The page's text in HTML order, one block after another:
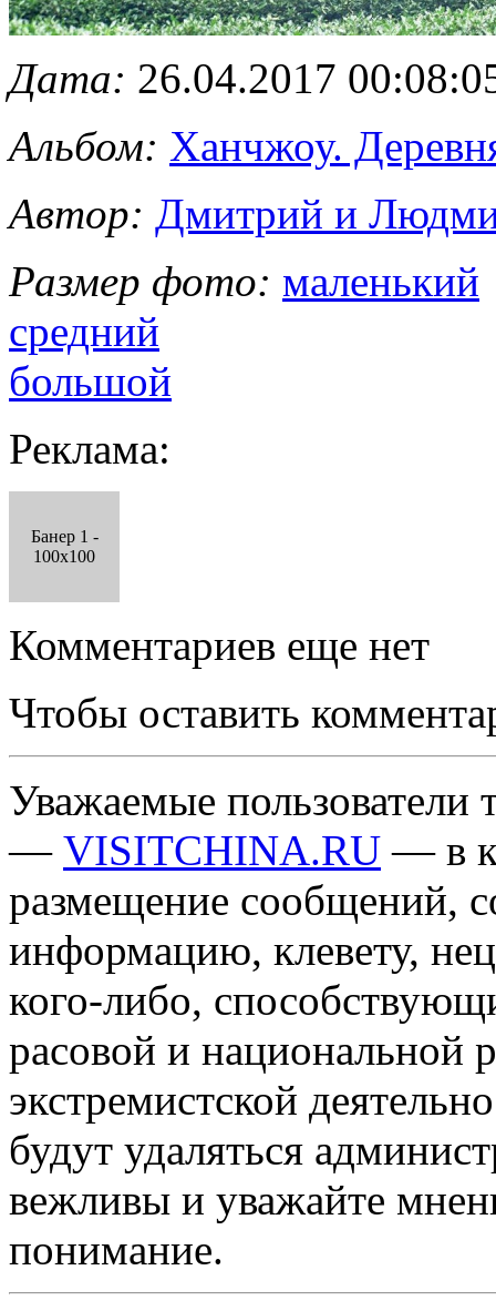
Дата: 26.04.2017
Альбом: Ханчжоу.
Автор: Дмитрий и
Размер фото: маленький
средний
большой
Реклама:
Банер 1 -
100x100
Комментариев еще нет
Чтобы оставить
Уважаемые пользователи
— VISITCHINA.RU — в
размещение сообщений,
информацию, клевету,
кого-либо,
расовой и национальной
экстремистской
будут удаляться
вежливы и уважайте
понимание.